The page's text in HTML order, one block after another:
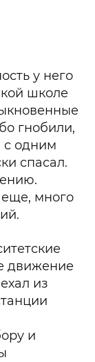
у него
школе
гнобили,
с одним
спасал.
много
движение
из
и